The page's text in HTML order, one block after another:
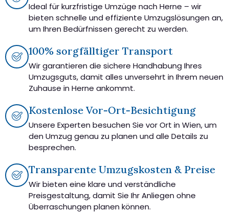
Ideal für kurzfristige Umzüge nach Herne – wir
bieten schnelle und effiziente Umzugslösungen an,
um Ihren Bedürfnissen gerecht zu werden.
100% sorgfälltiger Transport
Wir garantieren die sichere Handhabung Ihres
Umzugsguts, damit alles unversehrt in Ihrem neuen
Zuhause in Herne ankommt.
Kostenlose Vor-Ort-Besichtigung
Unsere Experten besuchen Sie vor Ort in Wien, um
den Umzug genau zu planen und alle Details zu
besprechen.
Transparente Umzugskosten & Preise
Wir bieten eine klare und verständliche
Preisgestaltung, damit Sie Ihr Anliegen ohne
Überraschungen planen können.